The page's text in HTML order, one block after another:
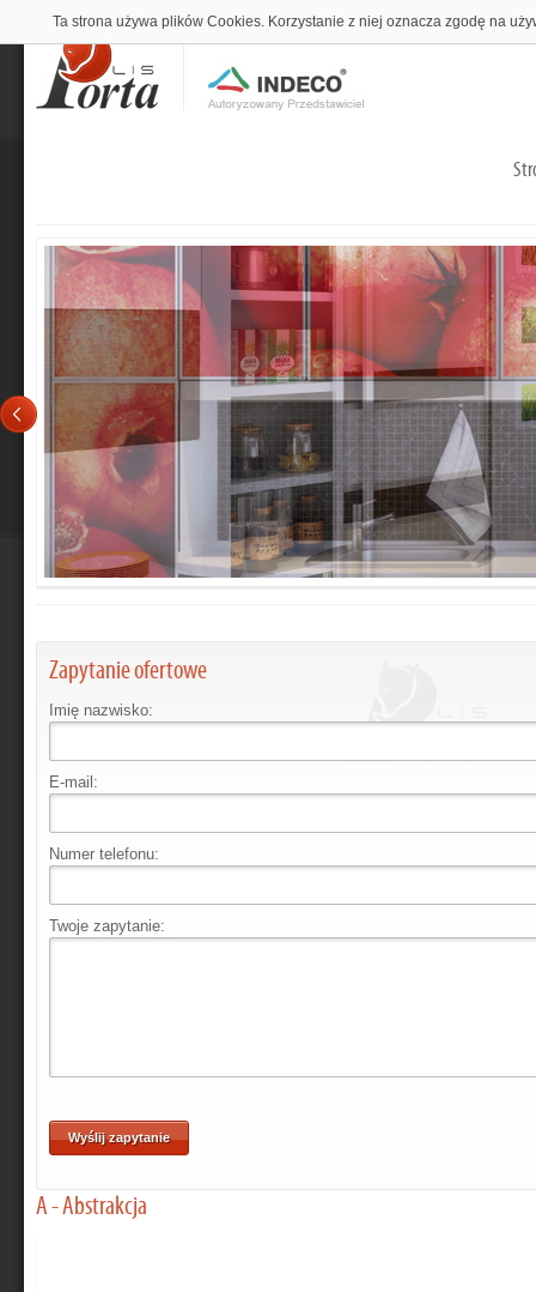
Zapytanie ofertowe
Imię nazwisko:
E-mail:
Numer telefonu:
Twoje zapytanie:
A - Abstrakcja
Ta strona używa plików Cookies. Korzystanie z niej oznacza zgodę na